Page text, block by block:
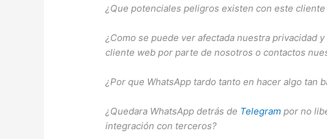
¿Que potenciales peligros existen con este cliente
¿Como se puede ver afectada nuestra privacidad
cliente web por parte de nosotros o contactos
¿Por que WhatsApp tardo tanto en hacer algo tan
¿Quedara WhatsApp detrás de Telegram por no
integración con terceros?